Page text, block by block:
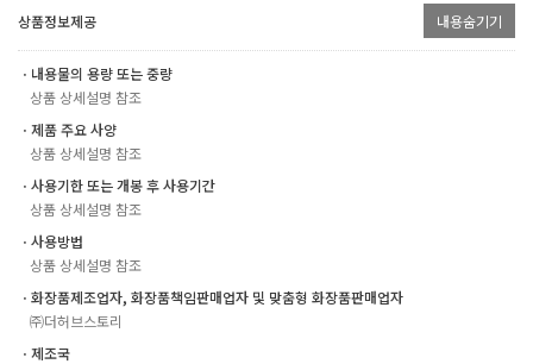
상품정보제공 내용숨기기
ㆍ내용물의 용량 또는 중량
상품 상세설명 참조
ㆍ제품 주요 사양
상품 상세설명 참조
ㆍ사용기한 또는 개봉 후 사용기간
상품 상세설명 참조
ㆍ사용방법
상품 상세설명 참조
ㆍ화장품제조업자, 화장품책임판매업자 및 맞춤형 화장품판매업자
㈜더허브스토리
ㆍ제조국